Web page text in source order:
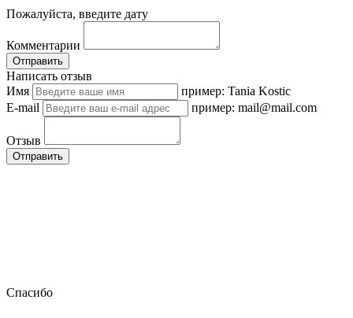
Пожалуйста, введите дату
Комментарии
Отправить
Написать отзыв
Имя
пример: Tania Kostic
E-mail
пример: mail@mail.com
Отзыв
Отправить
Спасибо